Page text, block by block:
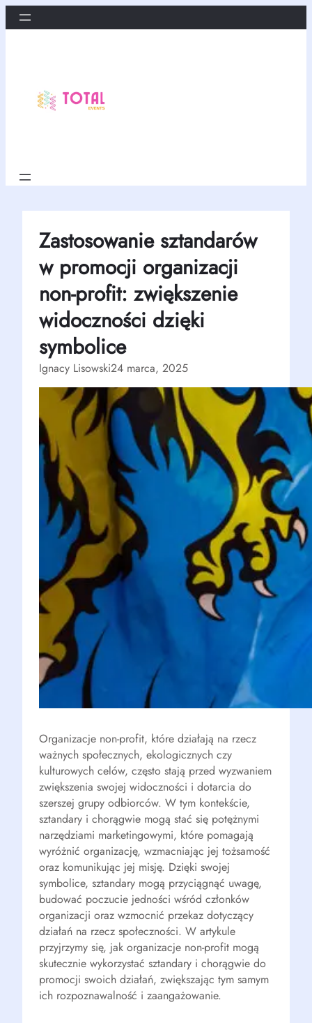
Przejdź
do
Zastosowanie sztandarów
w promocji organizacji
non-profit: zwiększenie
widoczności dzięki
symbolice
Ignacy Lisowski24 marca, 2025
Organizacje non-profit, które działają na rzecz
ważnych społecznych, ekologicznych czy
kulturowych celów, często stają przed wyzwaniem
zwiększenia swojej widoczności i dotarcia do
szerszej grupy odbiorców. W tym kontekście,
sztandary i chorągwie mogą stać się potężnymi
narzędziami marketingowymi, które pomagają
wyróżnić organizację, wzmacniając jej tożsamość
oraz komunikując jej misję. Dzięki swojej
symbolice, sztandary mogą przyciągnąć uwagę,
budować poczucie jedności wśród członków
organizacji oraz wzmocnić przekaz dotyczący
działań na rzecz społeczności. W artykule
przyjrzymy się, jak organizacje non-profit mogą
skutecznie wykorzystać sztandary i chorągwie do
promocji swoich działań, zwiększając tym samym
ich rozpoznawalność i zaangażowanie.